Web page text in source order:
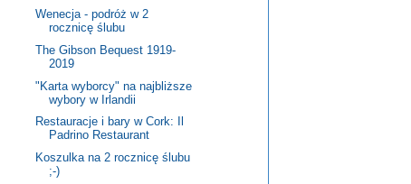
Wenecja - podróż w 2
rocznicę ślubu
The Gibson Bequest 1919-
2019
"Karta wyborcy" na najbliższe
wybory w Irlandii
Restauracje i bary w Cork: Il
Padrino Restaurant
Koszulka na 2 rocznicę ślubu
;-)